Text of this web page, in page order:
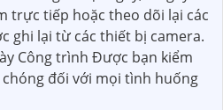
trực tiếp hoặc theo dõi lại các
ghi lại từ các thiết bị camera.
Công trình Được bạn kiểm
đối với mọi tình huống